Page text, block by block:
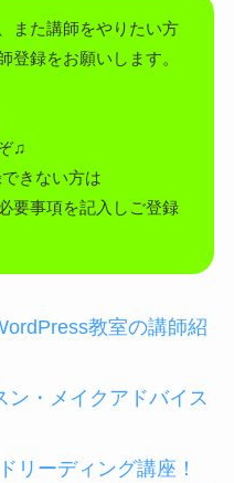
また講師をやりたい方
登録をお願いします。
♫
きない方は
要事項を記入しご登録
教室の講師紹
・メイクアドバイス
リーディング講座！